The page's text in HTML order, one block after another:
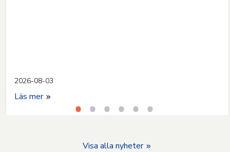
2026-08-03
Läs mer
Visa alla nyheter